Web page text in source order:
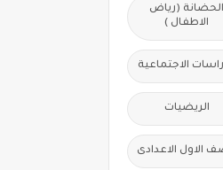
الحضانة (رياض
الاطفال )
الاجتماعية
الريضيات
الاول الاعدادى